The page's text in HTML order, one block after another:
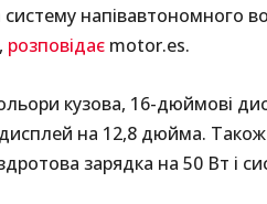
напівавтономного
розповідає motor.es.
кузова, 16-дюймові
на 12,8 дюйма. Також
зарядка на 50 Вт і